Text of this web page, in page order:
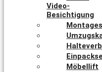
Video-
Besichtigung
Möbellift